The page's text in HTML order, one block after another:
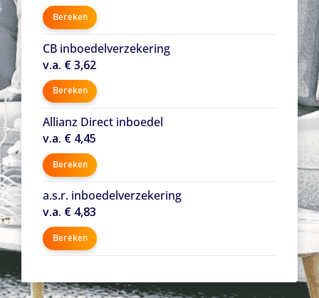
Bereken
CB inboedelverzekering
v.a. € 3,62
Bereken
Allianz Direct inboedel
v.a. € 4,45
Bereken
a.s.r. inboedelverzekering
v.a. € 4,83
Bereken